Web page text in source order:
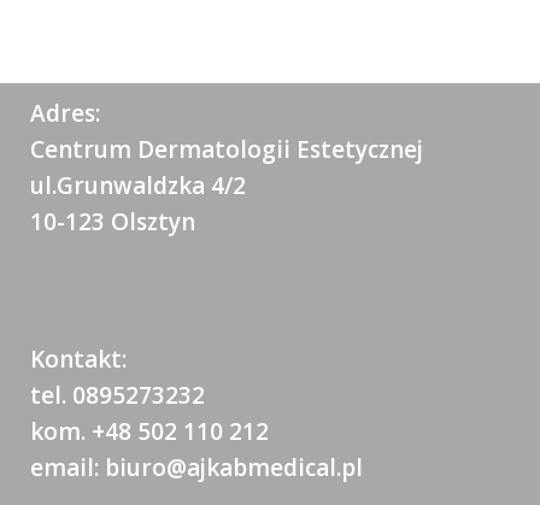
Adres:
Centrum Dermatologii Estetycznej
ul.Grunwaldzka 4/2
10-123 Olsztyn
Kontakt:
tel. 0895273232
kom. +48 502 110 212
email: biuro@ajkabmedical.pl